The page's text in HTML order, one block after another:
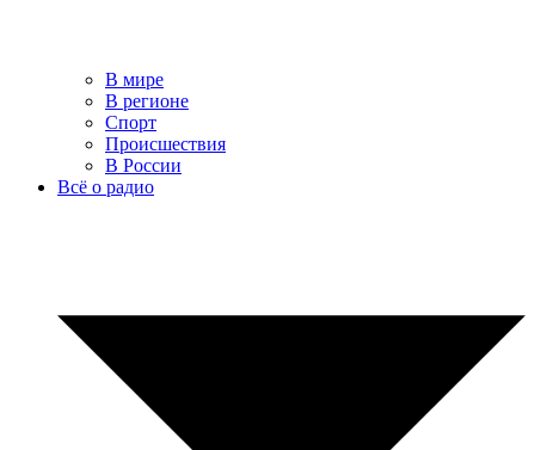
В мире
В регионе
Спорт
Происшествия
В России
Всё о радио